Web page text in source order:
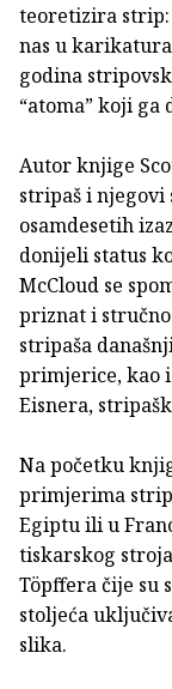
teoretizira
nas u
godina
“atoma” koji ga
Autor knjige
stripaš i
osamdesetih
donijeli status
McCloud se
priznat i
stripaša
primjerice, kao
Eisnera,
Na početku
primjerima
Egiptu ili u
tiskarskog
Töpffera čije su
stoljeća
slika.